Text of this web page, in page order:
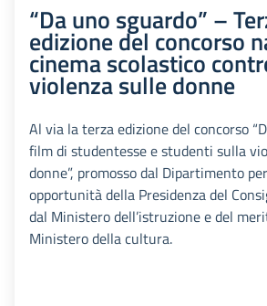
“Da uno sguardo” –
edizione del concorso
cinema scolastico
violenza sulle donne
Al via la terza edizione del concorso
film di studentesse e studenti sulla
donne”, promosso dal Dipartimento
opportunità della Presidenza del
dal Ministero dell’istruzione e del
Ministero della cultura.